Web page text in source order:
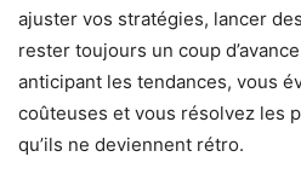
ajuster vos stratégies, lancer
rester toujours un coup
anticipant les tendances, vous
coûteuses et vous résolvez les
qu’ils ne deviennent rétro.